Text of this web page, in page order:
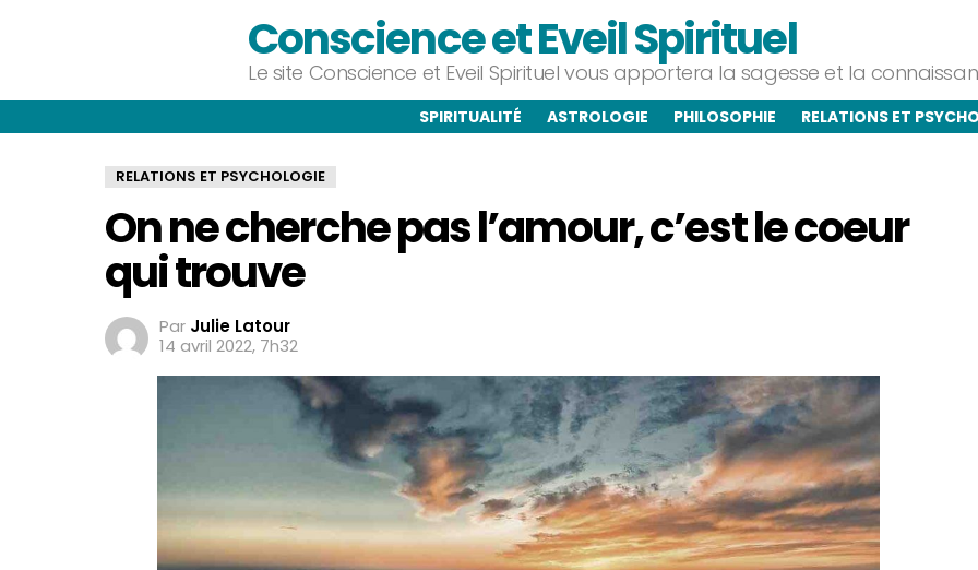
Conscience et Eveil Spirituel
Le site Conscience et Eveil Spirituel vous apportera la sagesse et la
SPIRITUALITÉ ASTROLOGIE PHILOSOPHIE RELATIONS ET
RELATIONS ET PSYCHOLOGIE
On ne cherche pas l’amour, c’est le coeur
qui trouve
Par Julie Latour
14 avril 2022, 7h32